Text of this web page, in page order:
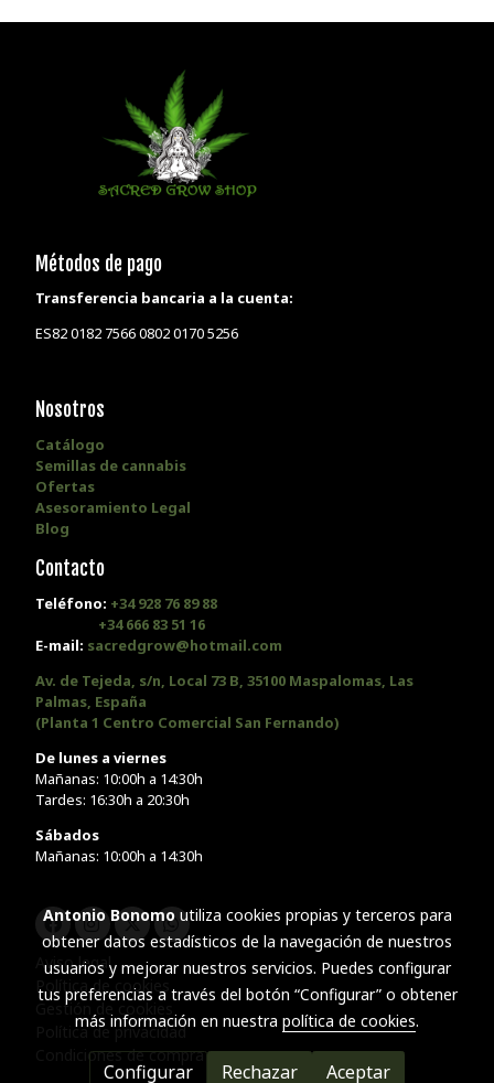
Métodos de pago
Transferencia bancaria a la cuenta:
ES82 0182 7566 0802 0170 5256
Nosotros
Catálogo
Semillas de cannabis
Ofertas
Asesoramiento Legal
Blog
Contacto
Teléfono: +34 928 76 89 88
+34 666 83 51 16
E-mail: sacredgrow@hotmail.com
Av. de Tejeda, s/n, Local 73 B, 35100 Maspalomas, Las
Palmas, España
(Planta 1 Centro Comercial San Fernando)
De lunes a viernes
Mañanas: 10:00h a 14:30h
Tardes: 16:30h a 20:30h
Sábados
Mañanas: 10:00h a 14:30h
Aviso legal
Política de cookies
Gestión de cookies
Política de privacidad
Condiciones de compra
Antonio Bonomoutiliza cookies propias y terceros para
obtener datos estadísticos de la navegación de nuestros
usuarios y mejorar nuestros servicios. Puedes configurar
tus preferencias a través del botón “Configurar” o obtener
más información en nuestra política de cookies.
Configurar Rechazar Aceptar